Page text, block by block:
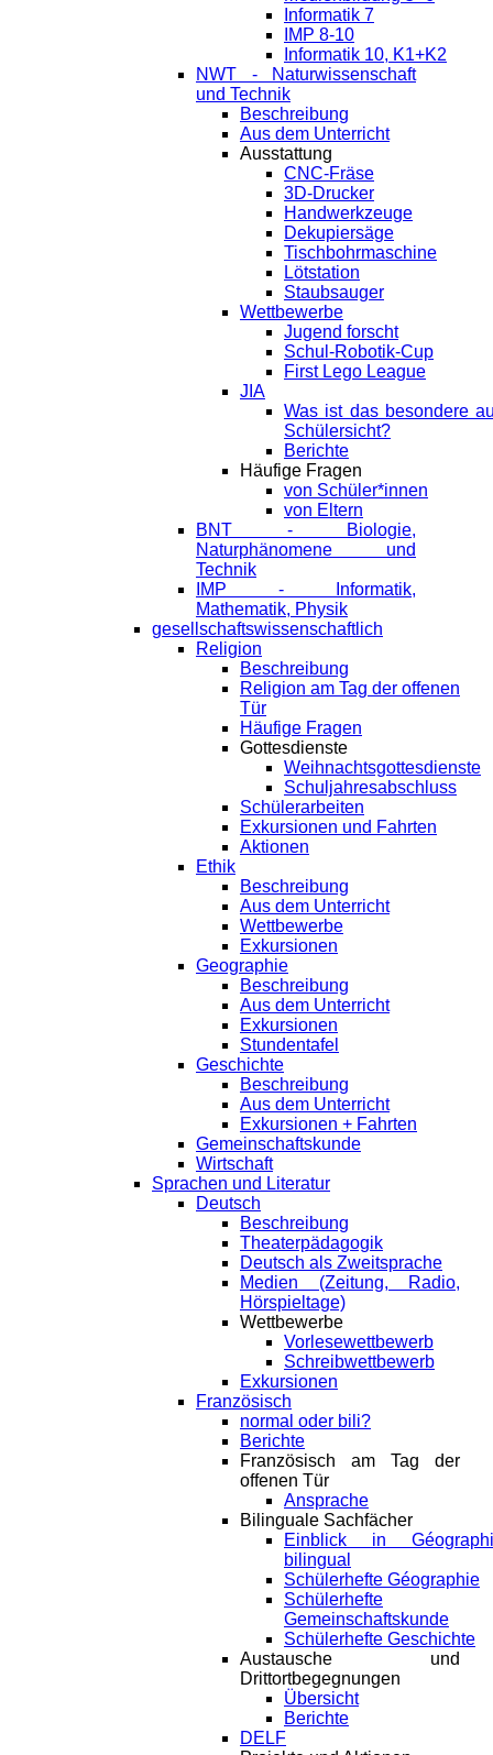
Informatik 7
IMP 8-10
Informatik 10, K1+K2
NWT - Naturwissenschaft
und Technik
Beschreibung
Aus dem Unterricht
Ausstattung
CNC-Fräse
3D-Drucker
Handwerkzeuge
Dekupiersäge
Tischbohrmaschine
Lötstation
Staubsauger
Wettbewerbe
Jugend forscht
Schul-Robotik-Cup
First Lego League
JIA
Was ist das besondere
Schülersicht?
Berichte
Häufige Fragen
von Schüler*innen
von Eltern
BNT - Biologie,
Naturphänomene und
Technik
IMP - Informatik,
Mathematik, Physik
gesellschaftswissenschaftlich
Religion
Beschreibung
Religion am Tag der offenen
Tür
Häufige Fragen
Gottesdienste
Weihnachtsgottesdienste
Schuljahresabschluss
Schülerarbeiten
Exkursionen und Fahrten
Aktionen
Ethik
Beschreibung
Aus dem Unterricht
Wettbewerbe
Exkursionen
Geographie
Beschreibung
Aus dem Unterricht
Exkursionen
Stundentafel
Geschichte
Beschreibung
Aus dem Unterricht
Exkursionen + Fahrten
Gemeinschaftskunde
Wirtschaft
Sprachen und Literatur
Deutsch
Beschreibung
Theaterpädagogik
Deutsch als Zweitsprache
Medien (Zeitung, Radio,
Hörspieltage)
Wettbewerbe
Vorlesewettbewerb
Schreibwettbewerb
Exkursionen
Französisch
normal oder bili?
Berichte
Französisch am Tag der
offenen Tür
Ansprache
Bilinguale Sachfächer
Einblick in
bilingual
Schülerhefte Géographie
Schülerhefte
Gemeinschaftskunde
Schülerhefte Geschichte
Austausche und
Drittortbegegnungen
Übersicht
Berichte
DELF